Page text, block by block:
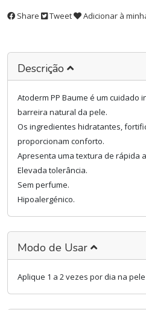
Share Tweet Adicionar à
Descrição
Atoderm PP Baume é um
barreira natural da pele.
Os ingredientes hidratantes,
proporcionam conforto.
Apresenta uma textura de rápida
Elevada tolerância.
Sem perfume.
Hipoalergénico.
Modo de Usar
Aplique 1 a 2 vezes por dia na